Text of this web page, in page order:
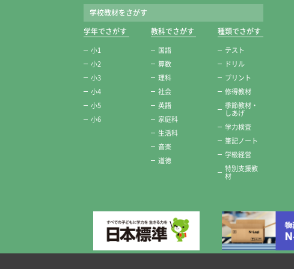
学校教材をさがす
学年でさがす
小1
小2
小3
小4
小5
小6
教科でさがす
国語
算数
理科
社会
英語
家庭科
生活科
音楽
道徳
種類でさがす
テスト
ドリル
プリント
修得教材
季節教材・
しあげ
学力検査
筆記ノート
学級経営
特別支援教
材